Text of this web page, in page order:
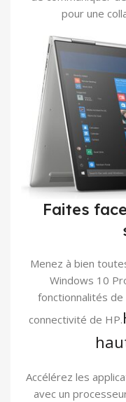
pour une
Faites
Menez à bien
Windows 10
fonctionnalités
connectivité de HP.
Accélérez les
avec un